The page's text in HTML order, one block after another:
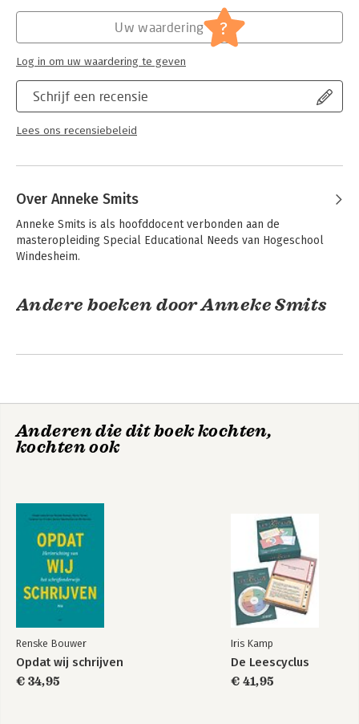
Schrijf een recensie
Lees ons recensiebeleid
Uw waardering ?
Log in om uw waardering te geven
Over Anneke Smits
Anneke Smits is als hoofddocent verbonden aan de
masteropleiding Special Educational Needs van Hogeschool
Windesheim.
Andere boeken door Anneke Smits
Rijke taal
kinderen leren
Bekijk alle boeken
Anderen die dit boek kochten,
kochten ook
Renske Bouwer
Opdat wij schrijven
€ 34,95
Iris Kamp
De Leescyclus
€ 41,95